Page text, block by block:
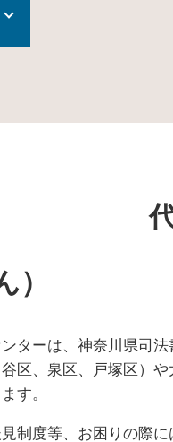
信託 銀行 違
不動産 信託
家族信託 後悔
ターは、神奈川県司
区、泉区、戸塚区）
す。
制度等、お困りの際